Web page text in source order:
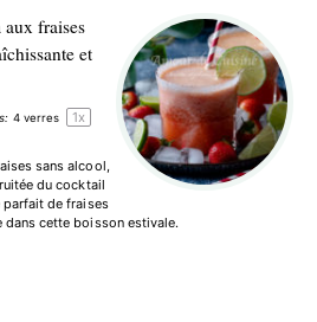
aux fraises
et
4verres 1x
sans alcool,
du cocktail
parfait de fraises
dans cette boisson estivale.